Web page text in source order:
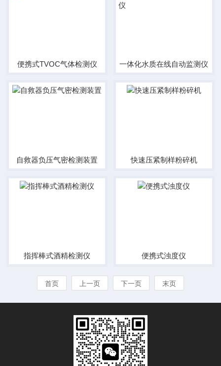
便携式TVOC气体检测仪 一体化水质在线自动监测仪
自救器负压气密检测装置 快速压紧制样粉碎机
指挥棒式酒精检测仪 便携式浊度仪
首页 上一页 下一页 末页